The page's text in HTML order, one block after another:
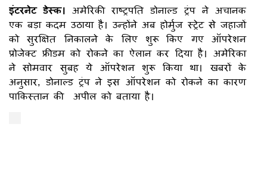
इंटरनेट डेस्क। अमेरिकी राष्ट्रपति डोनाल्ड ट्रंप ने अचानक
एक बड़ा कदम उठाया है। उन्होंने अब होर्मुज स्ट्रेट से जहाजों
को सुरक्षित निकालने के लिए शुरू किए गए ऑपरेशन
प्रोजेक्ट फ्रीडम को रोकने का ऐलान कर दिया है। अमेरिका
ने सोमवार सुबह ये ऑपरेशन शुरू किया था। खबरों के
अनुसार, डोनाल्ड ट्रंप ने इस ऑपरेशन को रोकने का कारण
पाकिस्तान की अपील को बताया है।